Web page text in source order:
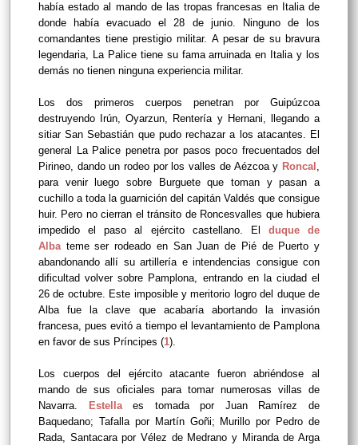
había estado al mando de las tropas francesas en Italia de
donde había evacuado el 28 de junio. Ninguno de los
comandantes tiene prestigio militar. A pesar de su bravura
legendaria, La Palice tiene su fama arruinada en Italia y los
demás no tienen ninguna experiencia militar.
Los dos primeros cuerpos penetran por Guipúzcoa
destruyendo Irún, Oyarzun, Rentería y Hernani, llegando a
sitiar San Sebastián que pudo rechazar a los atacantes. El
general La Palice penetra por pasos poco frecuentados del
Pirineo, dando un rodeo por los valles de Aézcoa y Roncal ,
para venir luego sobre Burguete que toman y pasan a
cuchillo a toda la guarnición del capitán Valdés que consigue
huir. Pero no cierran el tránsito de Roncesvalles que hubiera
impedido el paso al ejército castellano. El duque de
Alba teme ser rodeado en San Juan de Pié de Puerto y
abandonando allí su artillería e intendencias consigue con
dificultad volver sobre Pamplona, entrando en la ciudad el
26 de octubre. Este imposible y meritorio logro del duque de
Alba fue la clave que acabaría abortando la invasión
francesa, pues evitó a tiempo el levantamiento de Pamplona
en favor de sus Príncipes (1).
Los cuerpos del ejército atacante fueron abriéndose al
mando de sus oficiales para tomar numerosas villas de
Navarra.
Estella
es tomada por Juan Ramírez de
Baquedano; Tafalla por Martín Goñi; Murillo por Pedro de
Rada, Santacara por Vélez de Medrano y Miranda de Arga